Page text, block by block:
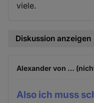
viele.
Diskussion anzeigen
Alexander von …
Also ich muss